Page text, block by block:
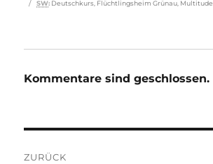
SW: Deutschkurs Flüchtlingsheim Grünau Multitude
Kommentare sind geschlossen.
ZURÜCK